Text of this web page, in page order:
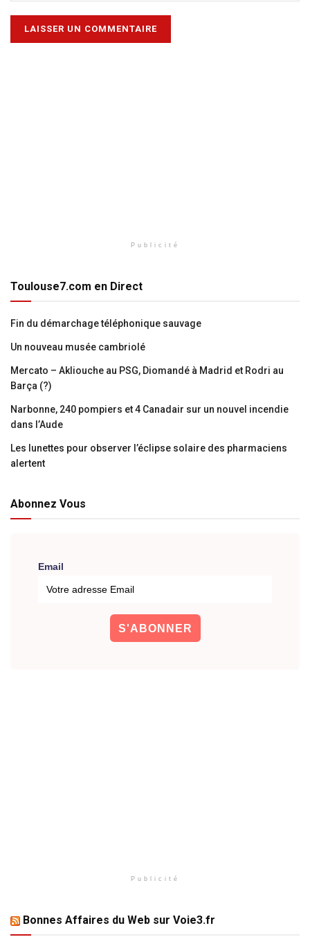
Publicité
Toulouse7.com en Direct
Fin du démarchage téléphonique sauvage
Un nouveau musée cambriolé
Mercato – Akliouche au PSG, Diomandé à Madrid et Rodri au
Barça (?)
Narbonne, 240 pompiers et 4 Canadair sur un nouvel incendie
dans l’Aude
Les lunettes pour observer l’éclipse solaire des pharmaciens
alertent
Abonnez Vous
Email
Publicité
Bonnes Affaires du Web sur Voie3.fr